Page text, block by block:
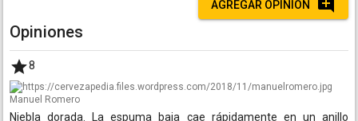
AGREGAR OPINION
Opiniones
8
Manuel Romero
Niebla dorada. La espuma baja cae rápidamente en un anillo